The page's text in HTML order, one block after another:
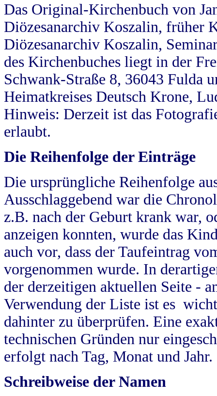
Das Original-Kirchenbuch von
Diözesanarchiv Koszalin, früher
Diözesanarchiv Koszalin,
des Kirchenbuches liegt in der
Schwank-Straße 8, 36043 Fulda
Heimatkreises Deutsch Krone,
Hinweis: Derzeit ist das
erlaubt.
Die Reihenfolge der Einträge
Die ursprüngliche Reihenfolge
Ausschlaggebend war die
z.B. nach der Geburt krank war,
anzeigen konnten, wurde das
auch vor, dass der Taufeintrag
vorgenommen wurde. In
der derzeitigen aktuellen Seite -
Verwendung der Liste ist es
dahinter zu überprüfen. Eine
technischen Gründen nur
erfolgt nach Tag, Monat und Jahr.
Schreibweise der Namen